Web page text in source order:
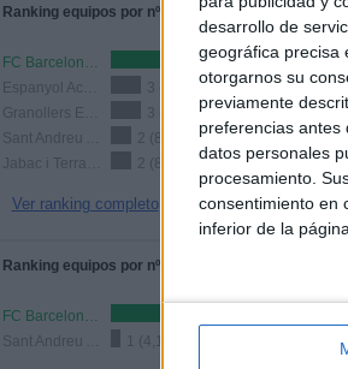
desarrollo de
geográfica precisa
otorgarnos su
previamente
preferencias antes
datos personales
procesamiento.
consentimiento en
inferior de la
Ranking equipos por nº de partidos
FC Barcelona Academy
3 (12,5%)
3 (12,5%)
2 (8,33%)
2 (8,33%)
Ver ranking completo
Ranking equipos por nº de partidos Local
FC Barcelona Academy
1 (4,17%)